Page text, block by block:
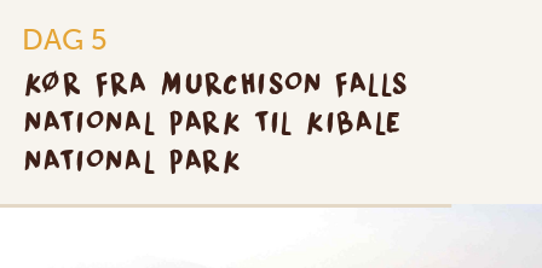
DAG 5
KØR FRA MURCHISON FALLS
NATIONAL PARK TIL KIBALE
NATIONAL PARK